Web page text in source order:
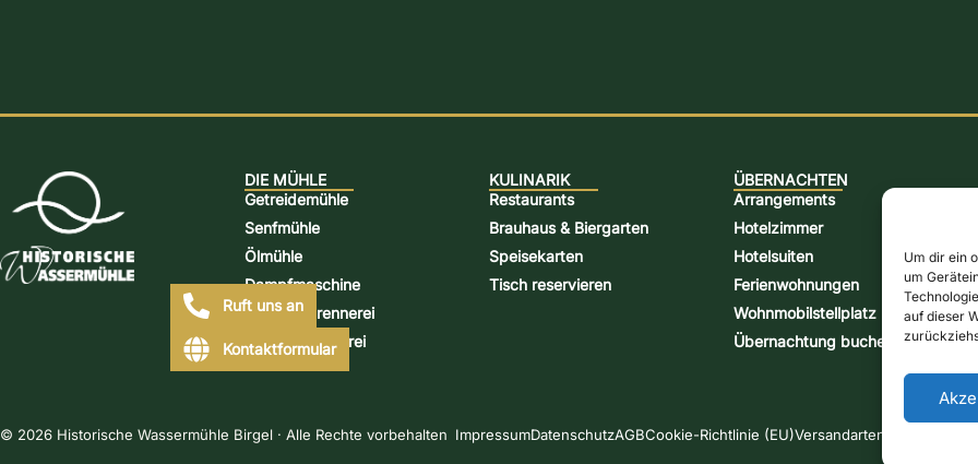
Um dir ein
um
auf dieser
DIE MÜHLE
Getreidemühle
Senfmühle
Ölmühle
Dampfmaschine
Schnapsbrennerei
Mühlen-Bäckerei
KULINARIK
Restaurants
Brauhaus & Biergarten
Speisekarten
Tisch reservieren
ÜBERNACHTEN
Arrangements
Hotelzimmer
Hotelsuiten
Ferienwohnungen
Wohnmobilstellplatz
Übernachtung buchen
© 2026 Historische Wassermühle Birgel · Alle Rechte vorbehalten ImpressumDatenschutzAGBCookie-Richtlinie (EU)Versandarten
Ruft uns an
Kontaktformular